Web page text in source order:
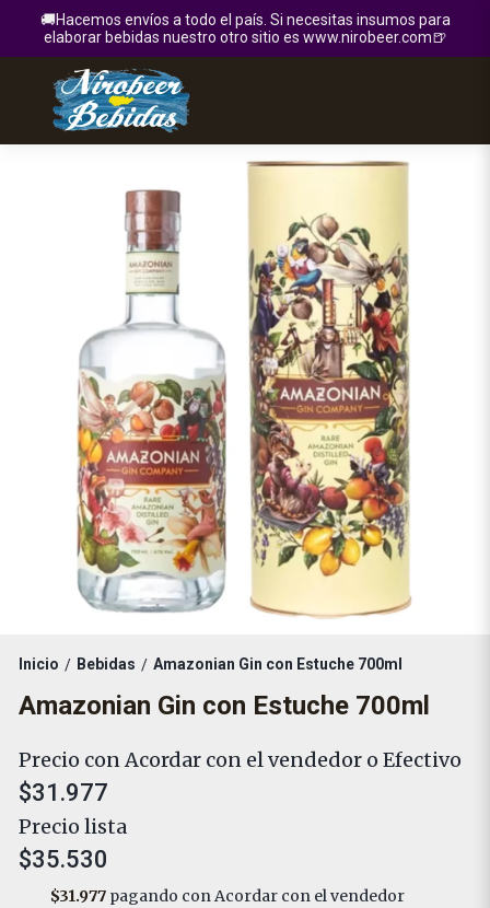
🚚Hacemos envíos a todo el país. Si necesitas insumos para
elaborar bebidas nuestro otro sitio es www.nirobeer.com🍺
Inicio / Bebidas / Amazonian Gin con Estuche 700ml
Amazonian Gin con Estuche 700ml
Precio con Acordar con el vendedor o Efectivo
$31.977
Precio lista
$35.530
$31.977pagando con Acordar con el vendedor